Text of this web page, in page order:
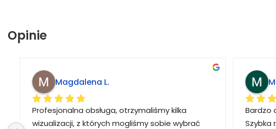
Opinie
Magdalena L.
Profesjonalna obsługa, otrzymaliśmy kilka
wizualizacji, z których mogliśmy sobie wybrać
Bardzo
Szybka